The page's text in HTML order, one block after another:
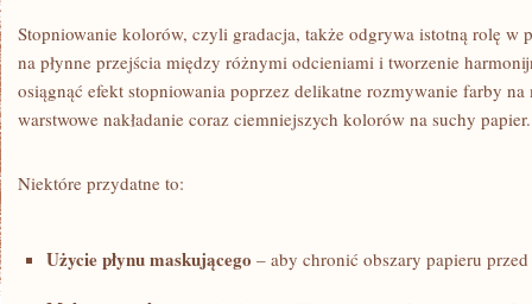
Stopniowanie kolorów, ⁤czyli gradacja,‍ także odgrywa istotną rolę w
⁤na płynne przejścia między różnymi odcieniami i tworzenie⁢
osiągnąć efekt stopniowania⁣ poprzez delikatne‌ rozmywanie farby
warstwowe nakładanie coraz ciemniejszych kolorów na⁢ suchy papier.
Niektóre przydatne to:
Użycie płynu maskującego – aby chronić obszary papieru